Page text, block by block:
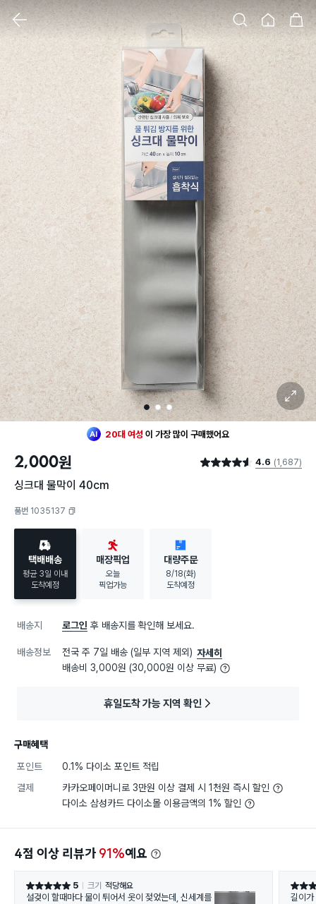
홈 장바구니
클릭 시 이미지 확대 보기 팝업 열림
1 2 3
확대 보기
최근 한달1,511명 이 구매했어요
지금까지21,420개가팔렸어요
20대 여성 이 가장 많이 구매했어요
팔렸어요
2,000원 별점 4.6점 4.6 (1,687)
싱크대 물막이 40cm
품번 1035137
택배배송
평균 3일 이내
도착예정
매장픽업
오늘
픽업가능
대량주문
8/18(화)
도착예정
배송지 로그인 후 배송지를 확인해 보세요.
배송정보 전국 주 7일 배송 (일부 지역 제외) 자세히
배송비 3,000원 (30,000원 이상 무료)
휴일도착 가능 지역 확인
구매혜택
포인트
0.1% 다이소 포인트 적립
결제
카카오페이머니로 3만원 이상 결제 시 1천원 즉시 할인
다이소 삼성카드 다이소몰 이용금액의 1% 할인
4점 이상 리뷰가 91%예요
별점 5점 5 크기 적당해요
설겆이 할때마다 물이 튀어서 옷이 젖었는데, 신세계를
별점 5
길이가